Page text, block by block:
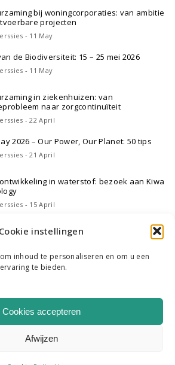
Cookie instellingen
inhoud te personaliseren en om u een
te bieden.
Cookies accepteren
Afwijzen
bij woningcorporaties: van ambitie
projecten
- 11 May
de Biodiversiteit: 15 – 25 mei 2026
- 11 May
in ziekenhuizen: van
naar zorgcontinuïteit
- 22 April
2026 – Our Power, Our Planet: 50 tips
- 21 April
in waterstof: bezoek aan Kiwa
- 15 April
ZIJN ONS TEAM